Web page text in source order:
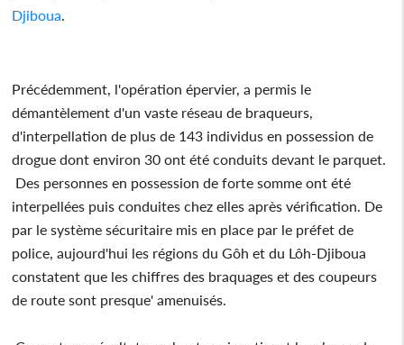
Djiboua
Précédemment, l'opération épervier, a permis le
démantèlement d'un vaste réseau de braqueurs,
d'interpellation de plus de 143 individus en possession de
drogue dont environ 30 ont été conduits devant le parquet.
Des personnes en possession de forte somme ont été
interpellées puis conduites chez elles après vérification. De
par le système sécuritaire mis en place par le préfet de
police, aujourd'hui les régions du Gôh et du Lôh-Djiboua
constatent que les chiffres des braquages et des coupeurs
de route sont presque' amenuisés.